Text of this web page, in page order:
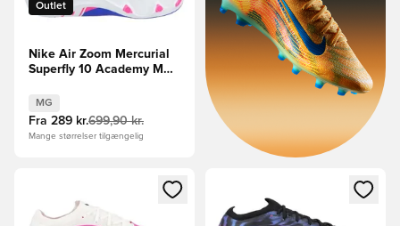
Outlet
Nike Air Zoom Mercurial
Superfly 10 Academy MG
MG
Fra 289 kr.699,90 kr.
Mange størrelser tilgængelig
Åbner en Modal til at logge ind eller tilmelde dig som
Åbner en Modal til at logge